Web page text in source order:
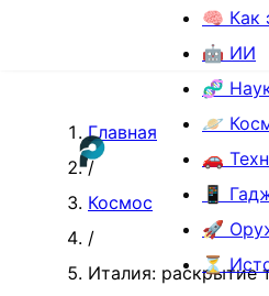
🧠 Как
🤖 ИИ
🧬
🪐
🚗
📱
🚀
⏳
Главная
/
Космос
/
Италия: раскрытие